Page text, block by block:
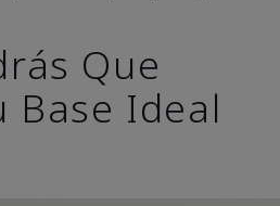
Que
Base Ideal